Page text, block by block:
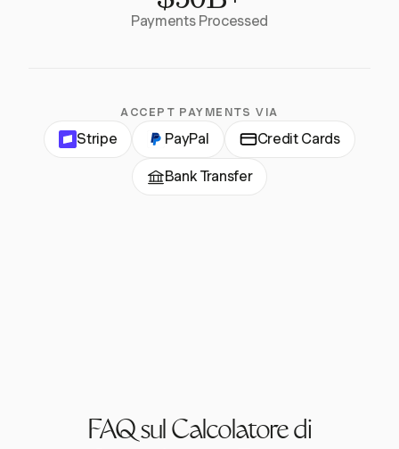
Payments Processed
ACCEPT PAYMENTS VIA
Stripe PayPal Credit Cards
Bank Transfer
FAQ sul Calcolatore di